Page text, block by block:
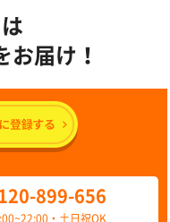
お届け！
899-656
・土日祝OK